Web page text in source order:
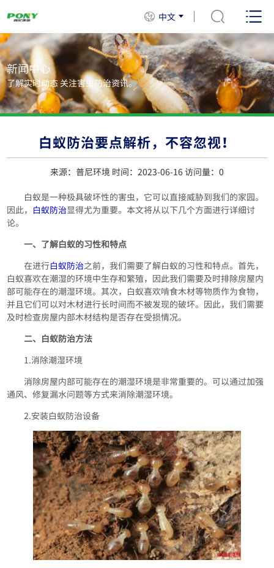
中文
新闻中心
了解实时动态 关注害虫防治资讯。
白蚁防治要点解析，不容忽视！
来源：普尼环境 时间：2023-06-16 访问量： 0
白蚁是一种极具破坏性的害虫，它可以直接威胁到我们的家园。
因此， 白蚁防治显得尤为重要。本文将从以下几个方面进行详细讨
论。
一、了解白蚁的习性和特点
在进行白蚁防治之前，我们需要了解白蚁的习性和特点。首先，
白蚁喜欢在潮湿的环境中生存和繁殖，因此我们需要及时排除房屋内
部可能存在的潮湿环境。其次，白蚁喜欢啃食木材等物质作为食物，
并且它们可以对木材进行长时间而不被发现的破坏。因此，我们需要
及时检查房屋内部木材结构是否存在受损情况。
二、白蚁防治方法
1.消除潮湿环境
消除房屋内部可能存在的潮湿环境是非常重要的。可以通过加强
通风、修复漏水问题等方式来消除潮湿环境。
2.安装白蚁防治设备